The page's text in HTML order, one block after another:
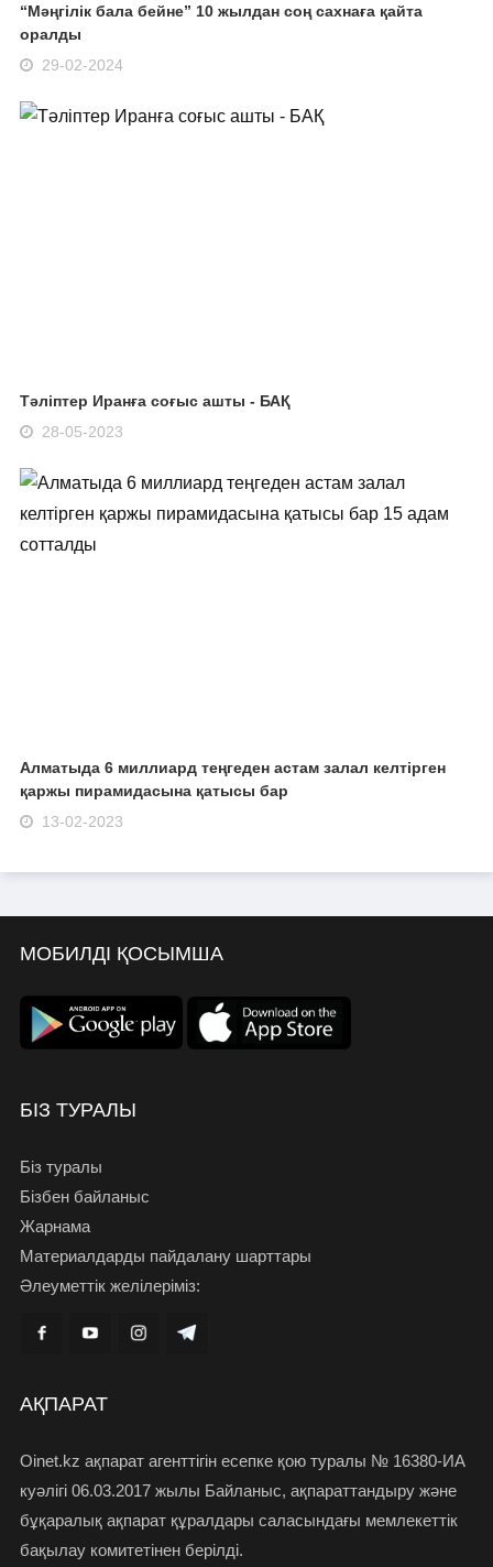
“Мәңгілік бала бейне” 10 жылдан соң сахнаға қайта
оралды
29-02-2024
Тәліптер Иранға соғыс ашты - БАҚ
28-05-2023
Алматыда 6 миллиард теңгеден астам залал келтірген
қаржы пирамидасына қатысы бар
13-02-2023
МОБИЛДІ ҚОСЫМША
БІЗ ТУРАЛЫ
Біз туралы
Бізбен байланыс
Жарнама
Материалдарды пайдалану шарттары
Әлеуметтік желілеріміз:
АҚПАРАТ
Oinet.kz ақпарат агенттігін есепке қою туралы № 16380-ИА
куәлігі 06.03.2017 жылы Байланыс, ақпараттандыру және
бұқаралық ақпарат құралдары саласындағы мемлекеттік
бақылау комитетінен берілді.